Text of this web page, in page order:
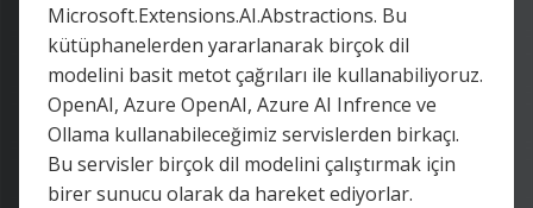
Microsoft.Extensions.AI.Abstractions. Bu
kütüphanelerden yararlanarak birçok dil
modelini basit metot çağrıları ile kullanabiliyoruz.
OpenAI, Azure OpenAI, Azure AI Infrence ve
Ollama kullanabileceğimiz servislerden birkaçı.
Bu servisler birçok dil modelini çalıştırmak için
birer sunucu olarak da hareket ediyorlar.